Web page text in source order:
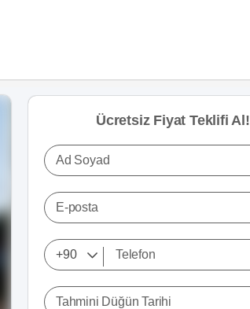
Ücretsiz Fiyat Teklifi Al!
Ad Soyad
E-posta
Tahmini Düğün Tarihi